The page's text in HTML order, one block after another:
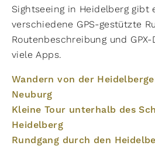
Sightseeing in Heidelberg gibt
verschiedene GPS-gestützte
Routenbeschreibung und
viele Apps.
Wandern von der
Neuburg
Kleine Tour unterhalb des
Heidelberg
Rundgang durch den